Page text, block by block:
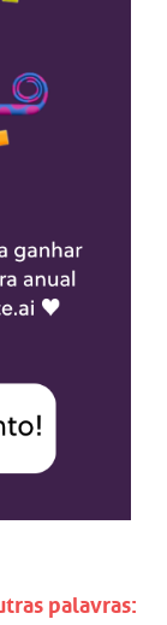
palavras: